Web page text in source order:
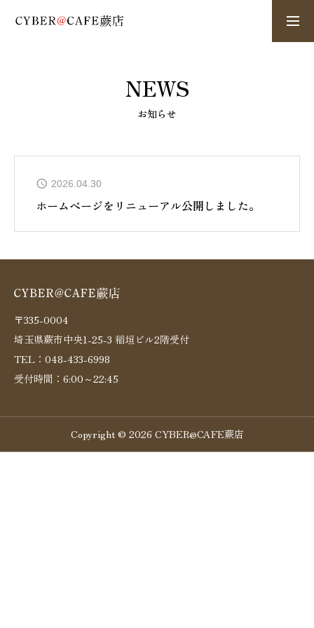
システム料金・サービス料金
アクセス・店舗案内
お問い合わせ
NEWS
お知らせ
2026.04.30
ホームページをリニューアル公開しました。
〒335-0004
埼玉県蕨市中央1-25-3 稲垣ビル2階受付
TEL：048-433-6998
受付時間：6:00～22:45
Copyright © 2026 CYBER@CAFE蕨店